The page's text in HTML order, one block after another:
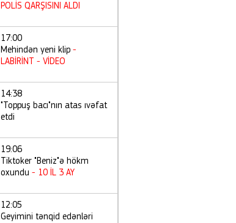
POLİS QARŞISINI ALDI
17:00
Mehindən yeni klip -
LABİRİNT - VİDEO
14:38
"Toppuş bacı"nın atas ıvəfat
etdi
19:06
Tiktoker "Beniz"ə hökm
oxundu - 10 İL 3 AY
12:05
Geyimini tənqid edənləri